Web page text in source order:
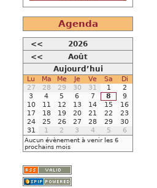
Agenda
<<
2026
<<
Août
Aujourd’hui
Lu Ma Me Je Ve Sa
Di
27
28 29 30 31 1
2
3
4 5 6 7 8
9
10
11 12 13 14 15
16
17
18 19 20 21 22
23
24
25 26 27 28 29
30
31
1 2 3 4 5 6
Aucun évènement à venir les 6
prochains mois